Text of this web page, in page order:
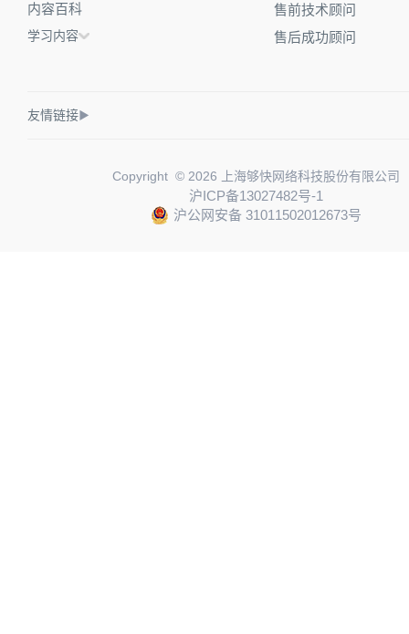
内容百科
学习内容
售前技术顾问
售后成功顾问
友情链接▶
Copyright © 2026 上海够快网络科技股份有限公司
沪ICP备13027482号-1
沪公网安备 31011502012673号